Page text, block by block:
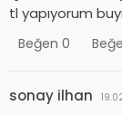
tl yapıyorum
Beğen 0
sonay ilhan